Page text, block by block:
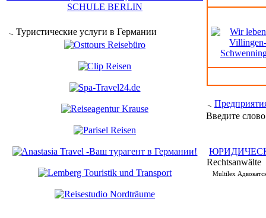
Туристические услуги в Германии
Введите
Rechtsanwälte
Multilex